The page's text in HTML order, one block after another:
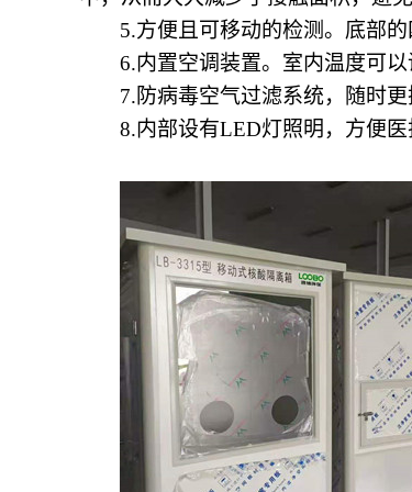
5.方便且可移动的检测。底部
6.内置空调装置。 室内温度可
7.防病毒空气过滤系统，随时
8.内部设有LED灯照明，方便